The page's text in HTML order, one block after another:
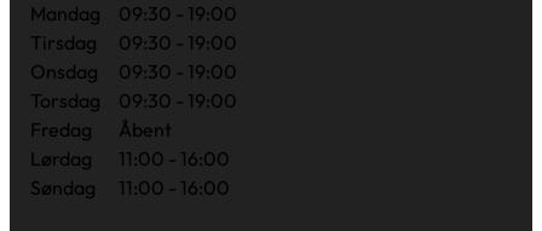
Mandag
09:30 - 19:00
Tirsdag
09:30 - 19:00
Onsdag
09:30 - 19:00
Torsdag
09:30 - 19:00
Fredag
Åbent
Lørdag
11:00 - 16:00
Søndag
11:00 - 16:00